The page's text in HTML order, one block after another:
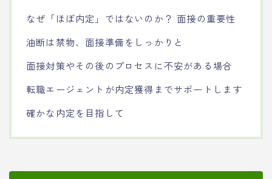
なぜ「ほぼ内定」ではないのか？ 面接の重要性
油断は禁物、面接準備をしっかりと
面接対策やその後のプロセスに不安がある場合
転職エージェントが内定獲得までサポートします
確かな内定を目指して